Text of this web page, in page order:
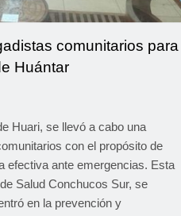
comunitarios para
Huántar
Huari, se llevó a cabo una
con el propósito de
efectiva ante emergencias. Esta
Salud Conchucos Sur, se
en la prevención y